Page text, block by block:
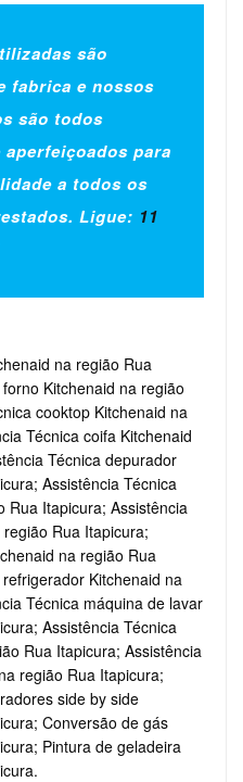
são
fabrica e nossos
são todos
para
a todos os
Ligue: 11
na região Rua
Kitchenaid na região
cooktop Kitchenaid na
Técnica coifa Kitchenaid
Técnica depurador
Assistência Técnica
Rua Itapicura; Assistência
Rua Itapicura;
na região Rua
Kitchenaid na
Técnica máquina de lavar
Assistência Técnica
Rua Itapicura; Assistência
região Rua Itapicura;
side by side
Conversão de gás
Pintura de geladeira